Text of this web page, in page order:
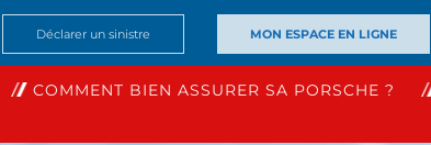
Déclarer un sinistre MON ESPACE EN LIGNE
COMMENT BIEN ASSURER SA PORSCHE ?